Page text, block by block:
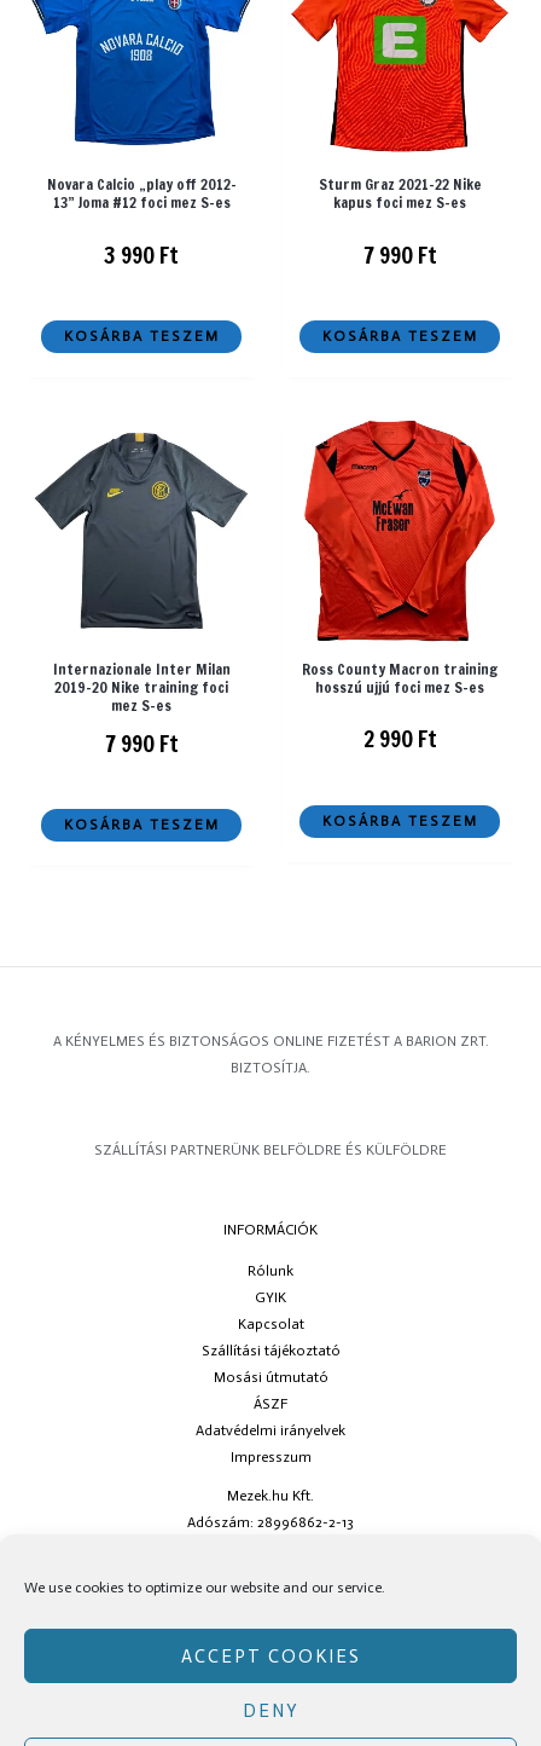
We use cookies to optimize our website and our service.
ACCEPT COOKIES
DENY
Novara Calcio „play off 2012-
13” Joma #12 foci mez S-es
3 990Ft
KOSÁRBA TESZEM
Sturm Graz 2021-22 Nike
kapus foci mez S-es
7 990Ft
KOSÁRBA TESZEM
Internazionale Inter Milan
2019-20 Nike training foci
mez S-es
7 990Ft
KOSÁRBA TESZEM
Ross County Macron training
hosszú ujjú foci mez S-es
2 990Ft
KOSÁRBA TESZEM
A KÉNYELMES ÉS BIZTONSÁGOS ONLINE FIZETÉST A BARION ZRT.
BIZTOSÍTJA.
SZÁLLÍTÁSI PARTNERÜNK BELFÖLDRE ÉS KÜLFÖLDRE
INFORMÁCIÓK
Rólunk
GYIK
Kapcsolat
Szállítási tájékoztató
Mosási útmutató
ÁSZF
Adatvédelmi irányelvek
Impresszum
Mezek.hu Kft.
Adószám: 28996862-2-13
social oldalainkon!
Copyright © Mezek.hu 2026 Mezek.hu